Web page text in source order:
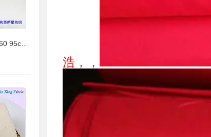
浩，，